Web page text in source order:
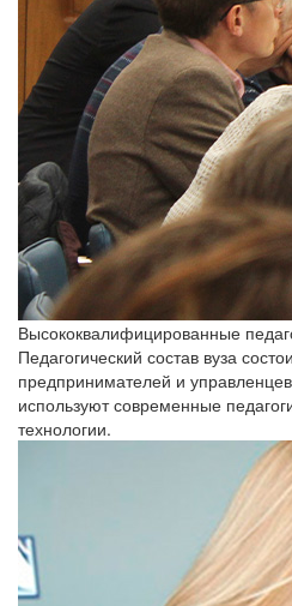
Высококвалифицированные
Педагогический состав вуза
предпринимателей и
используют современные
технологии.